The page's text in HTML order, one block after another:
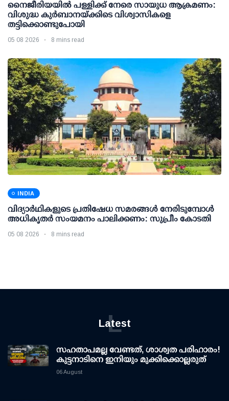
നൈജീരിയയിൽ പള്ളിക്ക് നേരെ സായുധ ആക്രമണം:
വിശുദ്ധ കുർബാനയ്ക്കിടെ വിശ്വാസികളെ
തട്ടിക്കൊണ്ടുപോയി
05 08 2026 8 mins read
INDIA
വിദ്യാര്‍ഥികളുടെ പ്രതിഷേധ സമരങ്ങള്‍ നേരിടുമ്പോള്‍
അധികൃതര്‍ സംയമനം പാലിക്കണം: സുപ്രീം കോടതി
05 08 2026 8 mins read
Latest
L
സഹതാപമല്ല വേണ്ടത്, ശാശ്വത പരിഹാരം!
കുട്ടനാടിനെ ഇനിയും മുക്കിക്കൊല്ലരുത്
06 August